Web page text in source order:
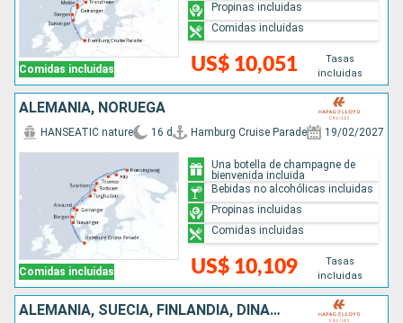
Comidas incluidas US$ 10,051
Tasas
incluidas
Propinas incluidas
Comidas incluidas
ALEMANIA, NORUEGA
Comidas incluidas
HANSEATIC nature 16 d Hamburg Cruise Parade 19/02/2027
US$ 10,109
Tasas
incluidas
Una botella de champagne de
bienvenida incluida
Bebidas no alcohólicas incluidas
Propinas incluidas
Comidas incluidas
ALEMANIA, SUECIA, FINLANDIA, DINAMARCA